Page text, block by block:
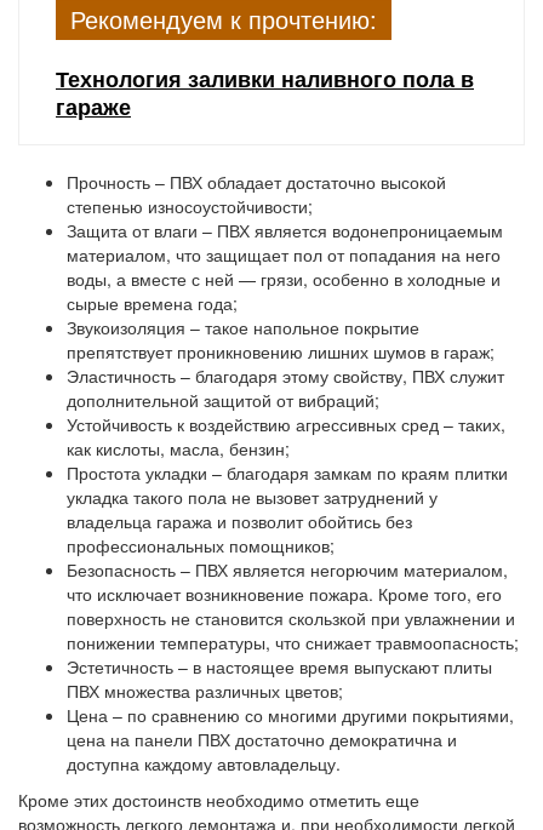
Рекомендуем к прочтению:
Технология заливки наливного пола в
гараже
Прочность – ПВХ обладает достаточно высокой
степенью износоустойчивости;
Защита от влаги – ПВХ является водонепроницаемым
материалом, что защищает пол от попадания на него
воды, а вместе с ней — грязи, особенно в холодные и
сырые времена года;
Звукоизоляция – такое напольное покрытие
препятствует проникновению лишних шумов в гараж;
Эластичность – благодаря этому свойству, ПВХ служит
дополнительной защитой от вибраций;
Устойчивость к воздействию агрессивных сред – таких,
как кислоты, масла, бензин;
Простота укладки – благодаря замкам по краям плитки
укладка такого пола не вызовет затруднений у
владельца гаража и позволит обойтись без
профессиональных помощников;
Безопасность – ПВХ является негорючим материалом,
что исключает возникновение пожара. Кроме того, его
поверхность не становится скользкой при увлажнении и
понижении температуры, что снижает травмоопасность;
Эстетичность – в настоящее время выпускают плиты
ПВХ множества различных цветов;
Цена – по сравнению со многими другими покрытиями,
цена на панели ПВХ достаточно демократична и
доступна каждому автовладельцу.
Кроме этих достоинств необходимо отметить еще
возможность легкого демонтажа и, при необходимости легкой